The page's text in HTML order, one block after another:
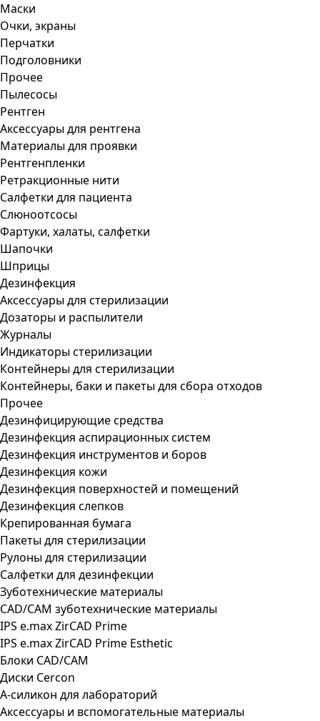
Маски
Очки, экраны
Перчатки
Подголовники
Прочее
Пылесосы
Рентген
Аксессуары для рентгена
Материалы для проявки
Рентгенпленки
Ретракционные нити
Салфетки для пациента
Слюноотсосы
Фартуки, халаты, салфетки
Шапочки
Шприцы
Дезинфекция
Аксессуары для стерилизации
Дозаторы и распылители
Журналы
Индикаторы стерилизации
Контейнеры для стерилизации
Контейнеры, баки и пакеты для сбора отходов
Прочее
Дезинфицирующие средства
Дезинфекция аспирационных систем
Дезинфекция инструментов и боров
Дезинфекция кожи
Дезинфекция поверхностей и помещений
Дезинфекция слепков
Крепированная бумага
Пакеты для стерилизации
Рулоны для стерилизации
Салфетки для дезинфекции
Зуботехнические материалы
CAD/CAM зуботехнические материалы
IPS e.max ZirCAD Prime
IPS e.max ZirCAD Prime Esthetic
Блоки CAD/CAM
Диски Cercon
А-силикон для лабораторий
Аксессуары и вспомогательные материалы